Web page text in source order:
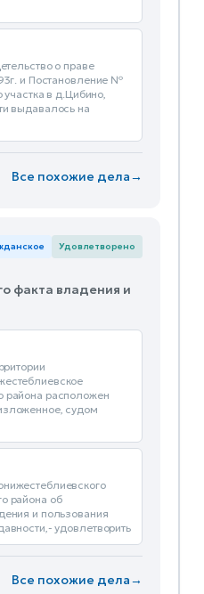
о праве
и Постановление №
участка в д.Цибино,
выдавалось на
Все похожие дела→
Удовлетворено
факта владения и
района расположен
судом
района об
и пользования
удовлетворить
Все похожие дела→